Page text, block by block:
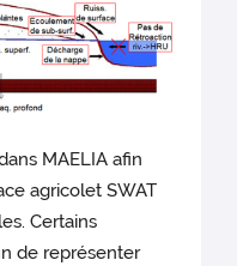
MAELIA afin
agricolet SWAT
Certains
de représenter